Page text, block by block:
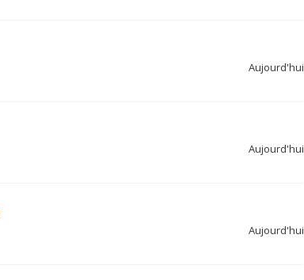
Aujourd'hui
Aujourd'hui
Aujourd'hui